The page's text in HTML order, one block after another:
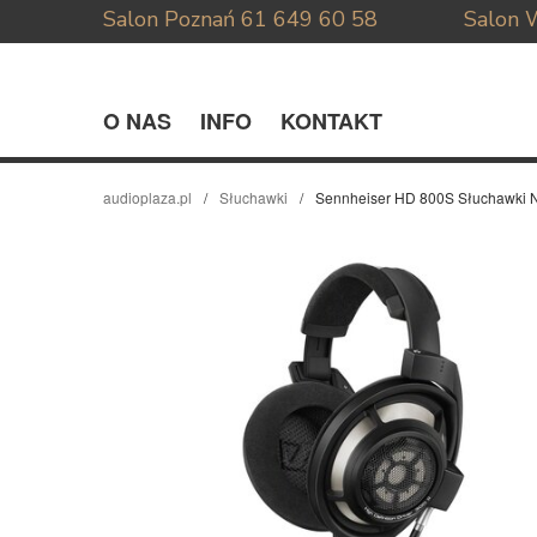
Salon Poznań 61 649 60 58 Salon
O NAS INFO KONTAKT
audioplaza.pl Słuchawki Sennheiser HD 800S Słuchawki